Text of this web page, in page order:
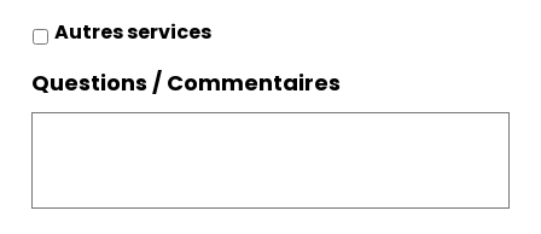
Autres services
Questions / Commentaires